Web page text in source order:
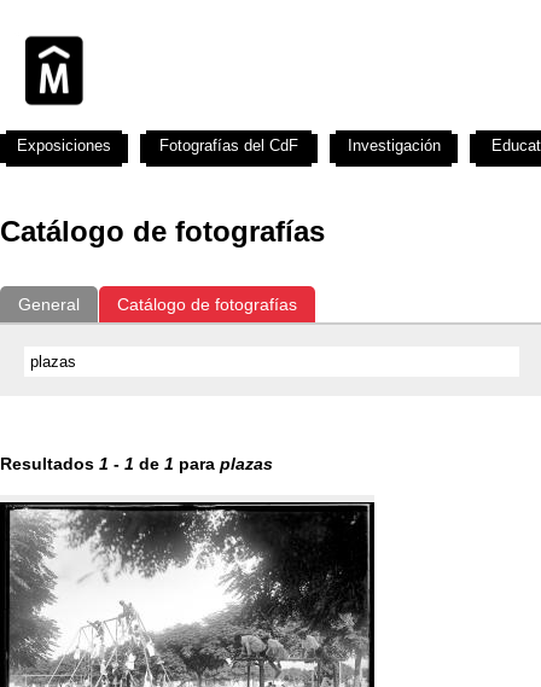
Catálogo de fotografías
General Catálogo de fotografías
Resultados 1 - 1 de 1 para plazas
Exposiciones Fotografías del CdF Investigación